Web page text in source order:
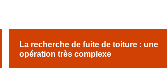
La recherche de fuite de toiture : une
opération très complexe